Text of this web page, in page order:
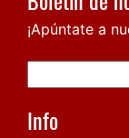
¡Apúntate a
Info